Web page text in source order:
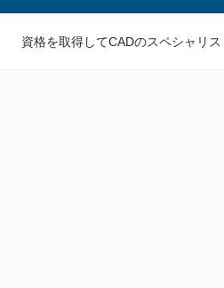
資格を取得してCADのスペシャリス